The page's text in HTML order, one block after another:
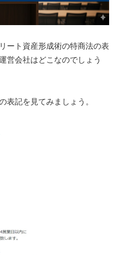
ート資産形成術の特商法の表
営会社はどこなのでしょう
表記を見てみましょう。